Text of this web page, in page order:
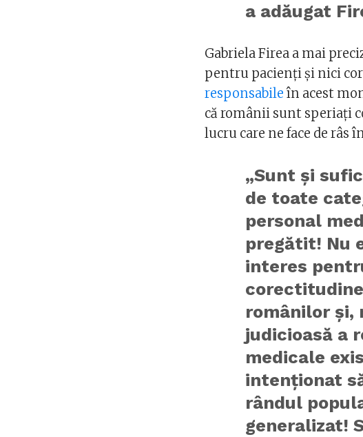
a adăugat
Gabriela Firea a mai
pentru pacienți și nici
responsabile în acest
că românii sunt speriați
lucru care ne face de râs
„Sunt şi
de toate
personal
pregătit! Nu
interes
românilor şi,
judicioasă a
medicale
intenţionat
rândul
generalizat!